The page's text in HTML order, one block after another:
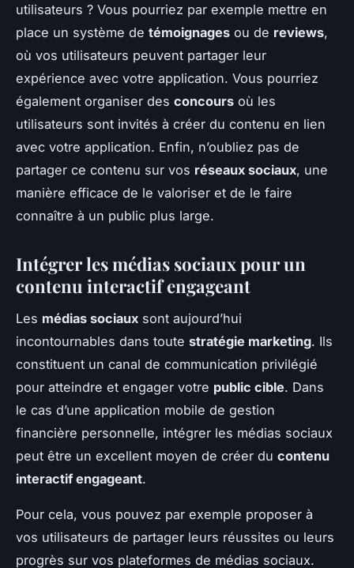
utilisateurs ? Vous pourriez par exemple mettre en
place un système de témoignages ou de reviews,
où vos utilisateurs peuvent partager leur
expérience avec votre application. Vous pourriez
également organiser des concours où les
utilisateurs sont invités à créer du contenu en lien
avec votre application. Enfin, n’oubliez pas de
partager ce contenu sur vos réseaux sociaux, une
manière efficace de le valoriser et de le faire
connaître à un public plus large.
Intégrer les médias sociaux pour un
contenu interactif engageant
Les médias sociaux sont aujourd’hui
incontournables dans toute stratégie marketing. Ils
constituent un canal de communication privilégié
pour atteindre et engager votre public cible. Dans
le cas d’une application mobile de gestion
financière personnelle, intégrer les médias sociaux
peut être un excellent moyen de créer du contenu
interactif engageant.
Pour cela, vous pouvez par exemple proposer à
vos utilisateurs de partager leurs réussites ou leurs
progrès sur vos plateformes de médias sociaux.